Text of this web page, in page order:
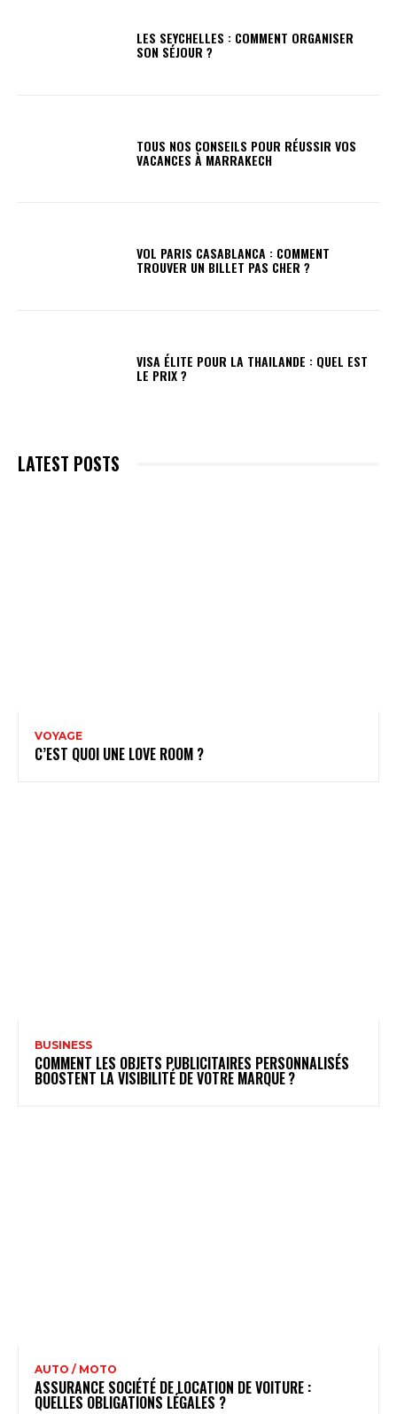
LES SEYCHELLES : COMMENT ORGANISER
SON SÉJOUR ?
TOUS NOS CONSEILS POUR RÉUSSIR VOS
VACANCES À MARRAKECH
VOL PARIS CASABLANCA : COMMENT
TROUVER UN BILLET PAS CHER ?
VISA ÉLITE POUR LA THAILANDE : QUEL EST
LE PRIX ?
LATEST POSTS
VOYAGE
C’EST QUOI UNE LOVE ROOM ?
BUSINESS
COMMENT LES OBJETS PUBLICITAIRES PERSONNALISÉS
BOOSTENT LA VISIBILITÉ DE VOTRE MARQUE ?
AUTO / MOTO
ASSURANCE SOCIÉTÉ DE LOCATION DE VOITURE :
QUELLES OBLIGATIONS LÉGALES ?